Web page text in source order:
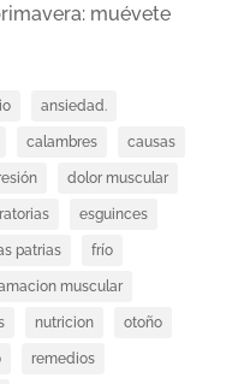
muévete
ansiedad.
calambres causas
dolor muscular
esguinces
patrias frío
muscular
nutricion otoño
remedios